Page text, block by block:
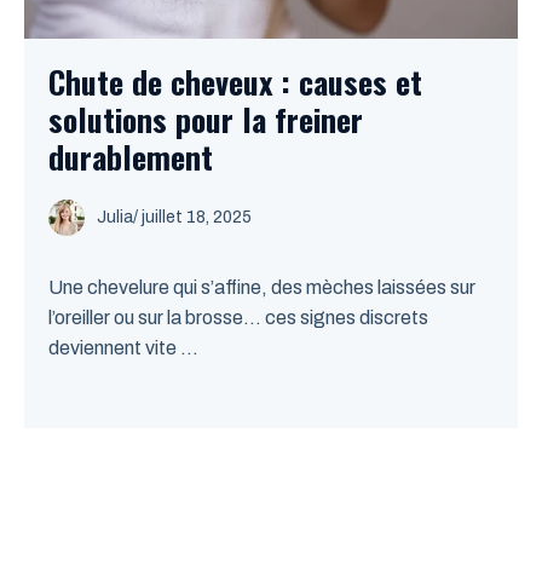
Chute de cheveux : causes et
solutions pour la freiner
durablement
Julia/ juillet 18, 2025
Une chevelure qui s’affine, des mèches laissées sur
l’oreiller ou sur la brosse… ces signes discrets
deviennent vite ...